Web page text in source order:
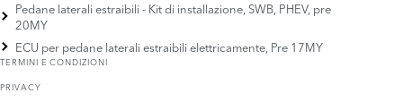
Pedane laterali estraibili - Kit di installazione, SWB, PHEV, pre
20MY
ECU per pedane laterali estraibili elettricamente, Pre 17MY
TERMINI E CONDIZIONI
PRIVACY